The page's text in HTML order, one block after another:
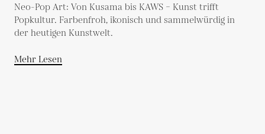
Neo-Pop Art: Von Kusama bis KAWS – Kunst trifft
Popkultur. Farbenfroh, ikonisch und sammelwürdig in
der heutigen Kunstwelt.
Mehr Lesen